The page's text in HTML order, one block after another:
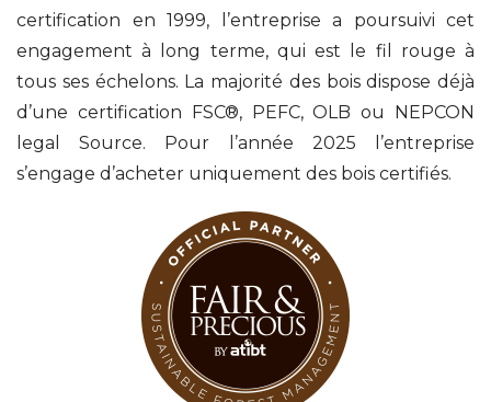
certification en 1999, l’entreprise a poursuivi cet
engagement à long terme, qui est le fil rouge à
tous ses échelons. La majorité des bois dispose déjà
d’une certification FSC®, PEFC, OLB ou NEPCON
legal Source. Pour l’année 2025 l’entreprise
s’engage d’acheter uniquement des bois certifiés.